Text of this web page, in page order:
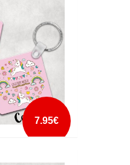
add à lista
7.95€